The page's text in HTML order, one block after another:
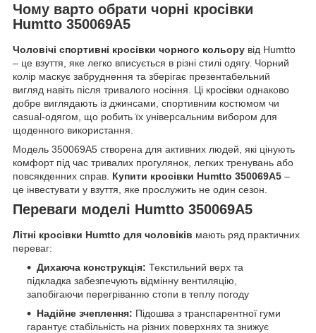
Чому варто обрати чорні кросівки
Humtto 350069A5
Чоловічі спортивні кросівки чорного кольору від Humtto
– це взуття, яке легко вписується в різні стилі одягу. Чорний
колір маскує забруднення та зберігає презентабельний
вигляд навіть після тривалого носіння. Ці кросівки однаково
добре виглядають із джинсами, спортивним костюмом чи
casual-одягом, що робить їх універсальним вибором для
щоденного використання.
Модель 350069A5 створена для активних людей, які цінують
комфорт під час тривалих прогулянок, легких тренувань або
повсякденних справ. Купити кросівки Humtto 350069A5 –
це інвестувати у взуття, яке прослужить не один сезон.
Переваги моделі Humtto 350069A5
Літні кросівки Humtto для чоловіків мають ряд практичних
переваг:
Дихаюча конструкція: Текстильний верх та
підкладка забезпечують відмінну вентиляцію,
запобігаючи перегріванню стопи в теплу погоду
Надійне зчеплення: Підошва з транспарентної гуми
гарантує стабільність на різних поверхнях та знижує